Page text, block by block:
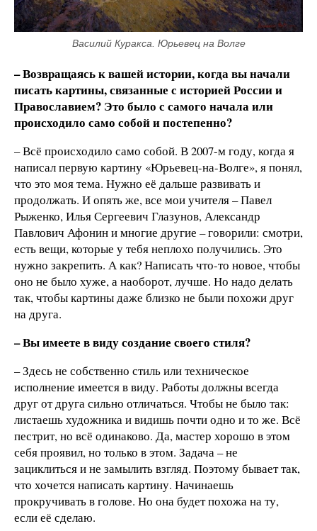
Василий Куракса. Юрьевец на Волге
– Возвращаясь к вашей истории, когда вы начали
писать картины, связанные с историей России и
Православием? Это было с самого начала или
происходило само собой и постепенно?
– Всё происходило само собой. В 2007-м году, когда я
написал первую картину «Юрьевец-на-Волге», я понял,
что это моя тема. Нужно её дальше развивать и
продолжать. И опять же, все мои учителя – Павел
Рыженко, Илья Сергеевич Глазунов, Александр
Павлович Афонин и многие другие – говорили: смотри,
есть вещи, которые у тебя неплохо получились. Это
нужно закрепить. А как? Написать что-то новое, чтобы
оно не было хуже, а наоборот, лучше. Но надо делать
так, чтобы картины даже близко не были похожи друг
на друга.
– Вы имеете в виду создание своего стиля?
– Здесь не собственно стиль или техническое
исполнение имеется в виду. Работы должны всегда
друг от друга сильно отличаться. Чтобы не было так:
листаешь художника и видишь почти одно и то же. Всё
пестрит, но всё одинаково. Да, мастер хорошо в этом
себя проявил, но только в этом. Задача – не
зациклиться и не замылить взгляд. Поэтому бывает так,
что хочется написать картину. Начинаешь
прокручивать в голове. Но она будет похожа на ту,
если её сделаю.